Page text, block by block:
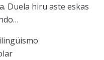
Duela hiru aste eskas